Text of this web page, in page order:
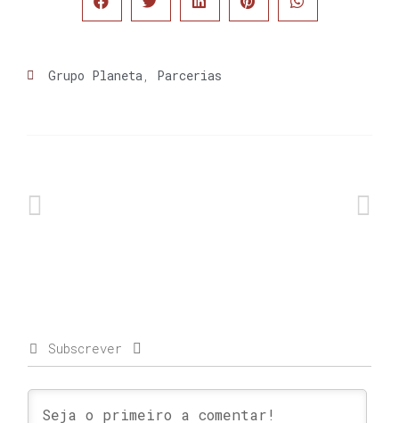
Grupo Planeta Parcerias
Subscrever